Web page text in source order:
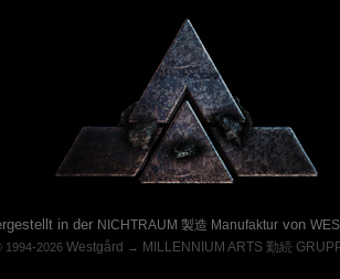
in der NICHTRAUM 製造 Manufaktur von
1994-2026 Westgård → MILLENNIUM ARTS 勤続
Powered By :